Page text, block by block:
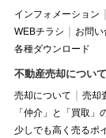
インフォメーション
WEBチラシ
お問
各種ダウンロード
不動産売却について
売却について 売却
「仲介」と「買取」
少しでも高く売るポ